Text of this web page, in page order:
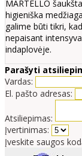
MARTELLO
higieniška
galime būti tikri,
nepaisant
indaplovėje.
Parašyti
Vardas:
El. pašto adresas:
Atsiliepimas:
Įvertinimas:
Įveskite saugos